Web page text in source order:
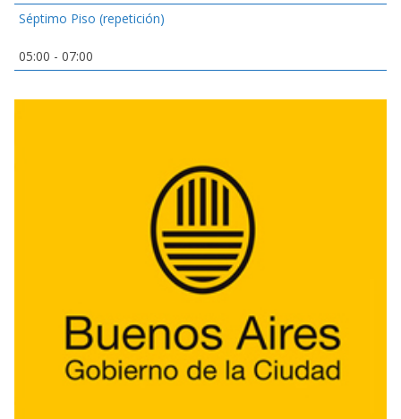
Séptimo Piso (repetición)
05:00 - 07:00